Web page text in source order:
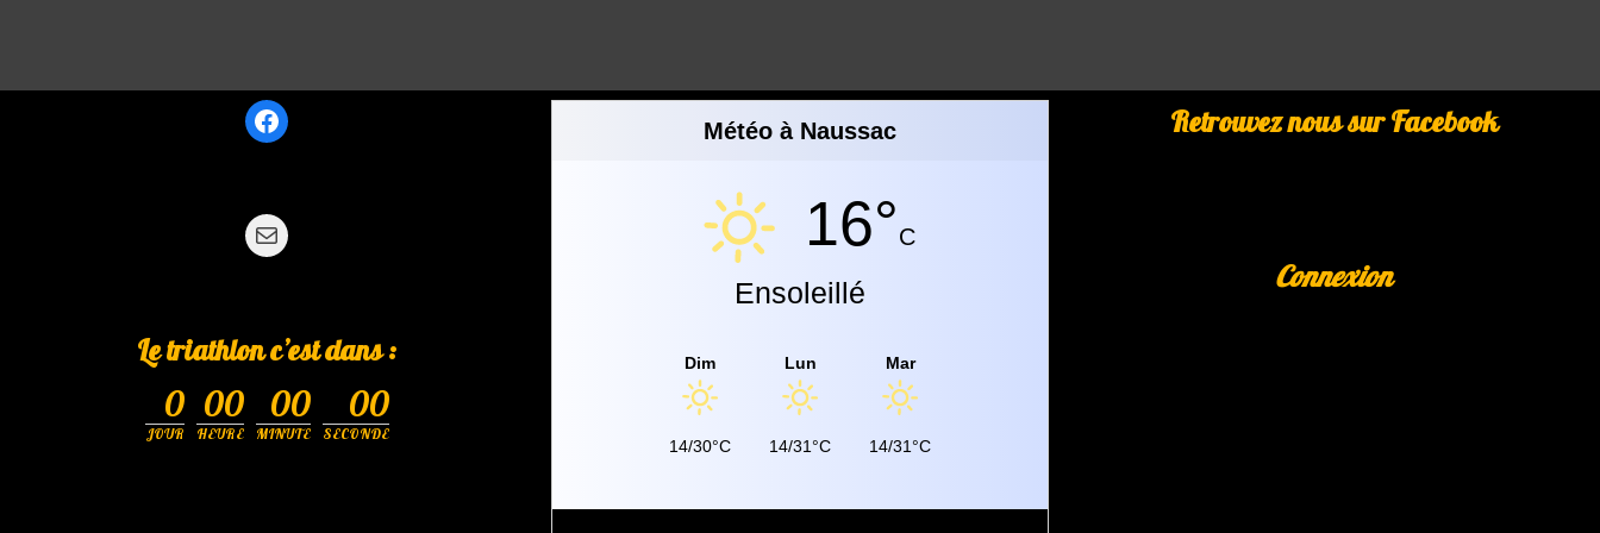
Le triathlon c’est dans :
0
JOUR
00
HEURE
00
MINUTE
00
SECONDE
Météo à Naussac
16°C
Ensoleillé
Dim
14/30°C
Lun
14/31°C
Mar
14/31°C
Retrouvez nous sur Facebook
Connexion